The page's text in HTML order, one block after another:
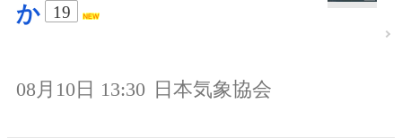
か
19
08月10日 13:30 日本気象協会